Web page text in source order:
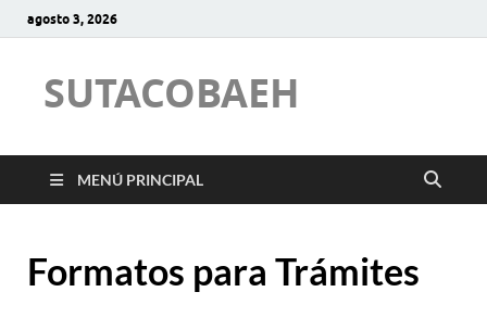
agosto 3, 2026
SUTACOBAEH
MENÚ PRINCIPAL
Formatos para Trámites